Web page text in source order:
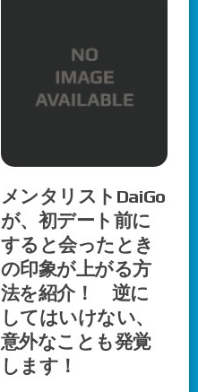
メンタリストDaiGo
が、初デート前に
すると会ったとき
の印象が上がる方
法を紹介！ 逆に
してはいけない、
意外なことも発覚
します！